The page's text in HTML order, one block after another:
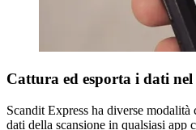
Cattura ed esporta i dati nel
Scandit Express ha diverse
dati della scansione in qualsiasi app